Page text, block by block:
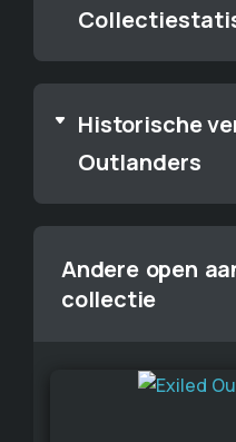
Historische
Outlanders
Andere open
collectie